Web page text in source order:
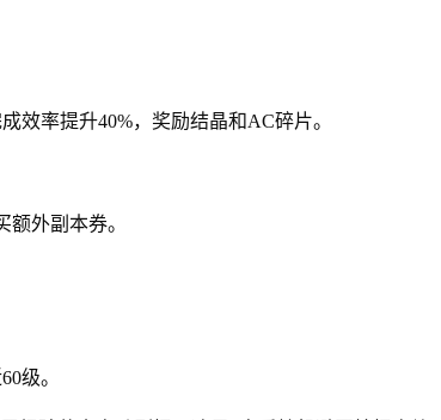
效率提升40%，奖励结晶和AC碎片。
外副本券。
级。